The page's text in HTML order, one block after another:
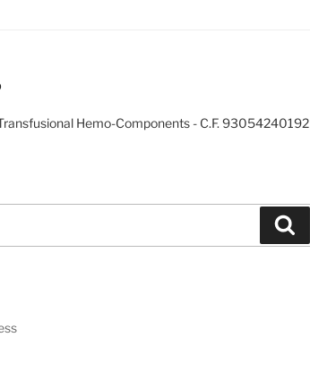
Hemo-Components - C.F. 93054240192